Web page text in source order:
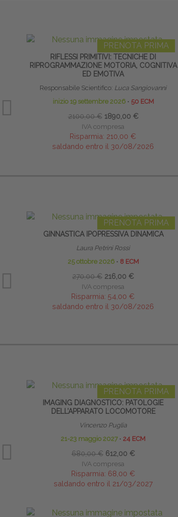
PRENOTA PRIMA
RIFLESSI PRIMITIVI: TECNICHE DI
RIPROGRAMMAZIONE MOTORIA, COGNITIVA
ED EMOTIVA
Responsabile Scientifico: Luca Sangiovanni
inizio 19 settembre 2026 ∙ 50 ECM
2100,00 € 1890,00 €
IVA compresa
Risparmia: 210,00 €
saldando entro il 30/08/2026
PRENOTA PRIMA
GINNASTICA IPOPRESSIVA DINAMICA
Laura Petrini Rossi
25 ottobre 2026 ∙ 8 ECM
270,00 € 216,00 €
IVA compresa
Risparmia: 54,00 €
saldando entro il 30/08/2026
PRENOTA PRIMA
IMAGING DIAGNOSTICO: PATOLOGIE
DELL’APPARATO LOCOMOTORE
Vincenzo Puglia
21-23 maggio 2027 ∙ 24 ECM
680,00 € 612,00 €
IVA compresa
Risparmia: 68,00 €
saldando entro il 21/03/2027